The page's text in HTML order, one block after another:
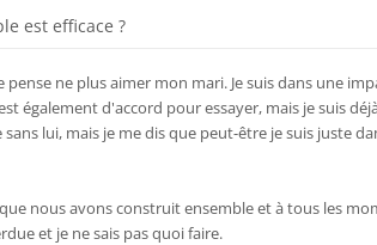
est efficace ?
pense ne plus aimer mon mari. Je suis dans une
également d'accord pour essayer, mais je suis
sans lui, mais je me dis que peut-être je suis juste
nous avons construit ensemble et à tous les
et je ne sais pas quoi faire.